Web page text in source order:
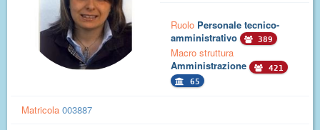
Ruolo Personale tecnico-
amministrativo
389
Macro struttura
Amministrazione
421
65
Matricola 003887